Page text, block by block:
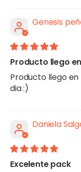
Genesis
Producto llego
Producto llego
dia :)
Daniela
Excelente pack